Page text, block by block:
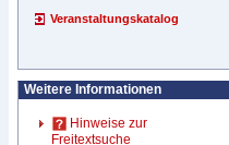
Veranstaltungskatalog
Weitere Informationen
Hinweise zur
Freitextsuche